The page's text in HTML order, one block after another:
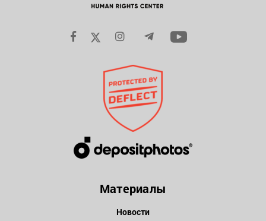
Материалы
Новости